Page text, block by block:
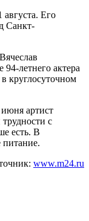
августа. Его
Санкт-
летнего актера
круглосуточном
июня артист
с
есть. В
питание.
www.m24.ru